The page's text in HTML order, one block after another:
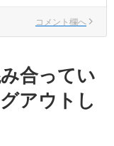
コメント欄へ
合ってい
アウトし